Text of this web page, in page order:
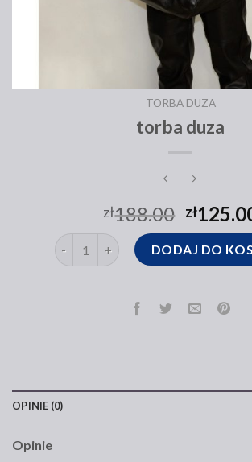
TORBA DUZA
torba duza
zł188.00 zł
ilość torba duza DODAJ DO
OPINIE (0)
Opinie